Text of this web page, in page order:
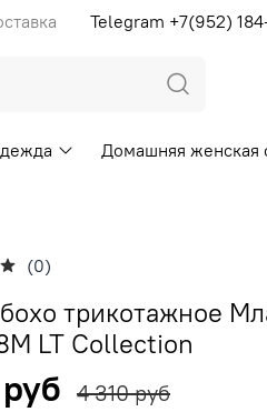
Telegram +7(952)
Домашняя женская
(0)
трикотажное
LT Collection
4 310 руб